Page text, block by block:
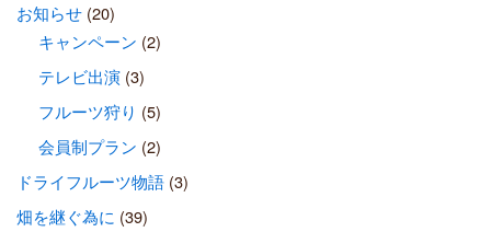
お知らせ(20)
キャンペーン (2)
テレビ出演(3)
フルーツ狩り (5)
会員制プラン (2)
ドライフルーツ物語(3)
畑を継ぐ為に (39)